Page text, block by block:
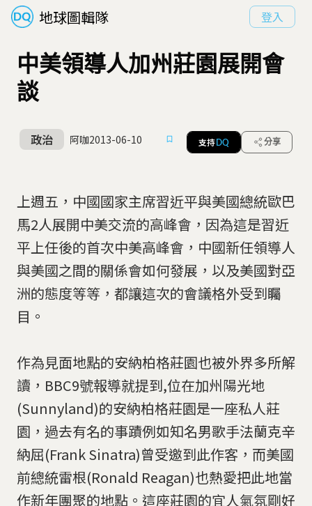
地球圖輯隊 登入
中美領導人加州莊園展開會
談
政治 阿咖2013-06-10 支持 DQ 分享
上週五，中國國家主席習近平與美國總統歐巴
馬2人展開中美交流的高峰會，因為這是習近
平上任後的首次中美高峰會，中國新任領導人
與美國之間的關係會如何發展，以及美國對亞
洲的態度等等，都讓這次的會議格外受到矚
目。
作為見面地點的安納柏格莊園也被外界多所解
讀，BBC9號報導就提到,位在加州陽光地
(Sunnyland)的安納柏格莊園是一座私人莊
園，過去有名的事蹟例如知名男歌手法蘭克辛
納屈(Frank Sinatra)曾受邀到此作客，而美國
前總統雷根(Ronald Reagan)也熱愛把此地當
作新年團聚的地點。這座莊園的宜人氣氛剛好